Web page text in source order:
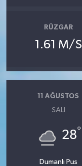
RÜZGAR
1.61 M/S
11 AĞUSTOS
SALI
28°
Dumanlı Pus